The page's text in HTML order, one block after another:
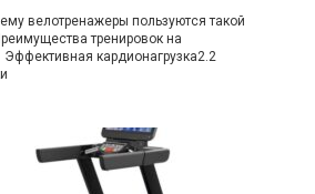
велотренажеры пользуются такой
тренировок на
кардионагрузка2.2